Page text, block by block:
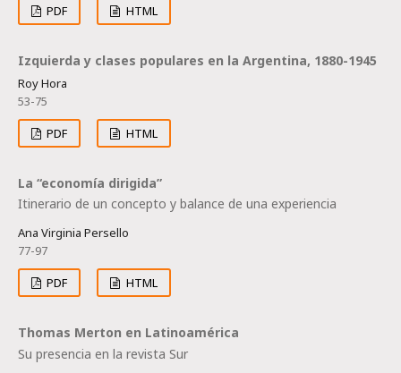
PDF
HTML
Izquierda y clases populares en la Argentina, 1880-1945
Roy Hora
53-75
PDF
HTML
La “economía dirigida”
Itinerario de un concepto y balance de una experiencia
Ana Virginia Persello
77-97
PDF
HTML
Thomas Merton en Latinoamérica
Su presencia en la revista Sur